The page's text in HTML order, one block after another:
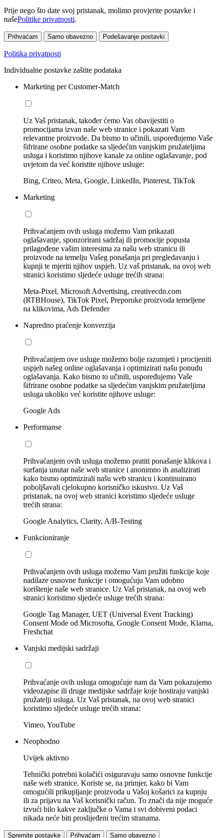
Prije nego što date svoj pristanak, molimo provjerite postavke i
našePolitike privatnosti.
Prihvaćam Samo obavezno Podešavanje postavki
Politika privatnosti
Individualne postavke zaštite podataka
Marketing per Customer-Match
Uz Vaš pristanak, također ćemo Vas obavijestiti o
promocijama izvan naše web stranice i pokazati Vam
relevantne proizvode. Da bismo to učinili, uspoređujemo Vaše
šifrirane osobne podatke sa sljedećim vanjskim pružateljima
usluga i koristimo njihove kanale za online oglašavanje, pod
uvjetom da već koristite njihove usluge:
Bing, Criteo, Meta, Google, LinkedIn, Pinterest, TikTok
Marketing
Prihvaćanjem ovih usluga možemo Vam prikazati
oglašavanje, sponzorirani sadržaj ili promocije popusta
prilagođene vašim interesima za našu web stranicu ili
proizvode na temelju Vašeg ponašanja pri pregledavanju i
kupnji te mjeriti njihov uspjeh. Uz vaš pristanak, na ovoj web
stranici koristimo sljedeće usluge trećih strana:
Meta-Pixel, Microsoft Advertising, creativecdn.com
(RTBHouse), TikTok Pixel, Preporuke proizvoda temeljene
na klikovima, Ads Defender
Napredno praćenje konverzija
Prihvaćanjem ove usluge možemo bolje razumjeti i procijeniti
uspjeh našeg online oglašavanja i optimizirati našu ponudu
oglašavanja. Kako bismo to učinili, uspoređujemo Vaše
šifrirane osobne podatke sa sljedećim vanjskim pružateljima
usluga ukoliko već koristite njihove usluge:
Google Ads
Performanse
Prihvaćanjem ovih usluga možemo pratiti ponašanje klikova i
surfanja unutar naše web stranice i anonimno ih analizirati
kako bismo optimizirali našu web stranicu i kontinuirano
poboljšavali cjelokupno korisničko iskustvo. Uz Vaš
pristanak, na ovoj web stranici koristimo sljedeće usluge
trećih strana:
Google Analytics, Clarity, A/B-Testing
Funkcioniranje
Prihvaćanjem ovih usluga možemo Vam pružiti funkcije koje
nadilaze osnovne funkcije i omogućuju Vam udobno
korištenje naše web stranice. Uz Vaš pristanak, na ovoj web
stranici koristimo sljedeće usluge trećih strana:
Google Tag Manager, UET (Universal Event Tracking)
Consent Mode od Microsofta, Google Consent Mode, Klarna,
Freshchat
Vanjski medijski sadržaji
Prihvaćanje ovih usluga omogućuje nam da Vam pokazujemo
videozapise ili druge medijske sadržaje koje hostiraju vanjski
pružatelji usluga. Uz Vaš pristanak, na ovoj web stranici
koristimo sljedeće usluge trećih strana:
Vimeo, YouTube
Neophodno
Uvijek aktivno
Tehnički potrebni kolačići osiguravaju samo osnovne funkcije
naše web stranice. Koriste se, na primjer, kako bi Vam
omogućili prikupljanje proizvoda u Vašoj košarici za kupnju
ili za prijavu na Vaš korisnički račun. To znači da nije moguće
izvući bilo kakve zaključke o Vama i svi dobiveni podaci
nikada neće biti proslijeđeni trećim stranama.
Spremite postavke Prihvaćam Samo obavezno